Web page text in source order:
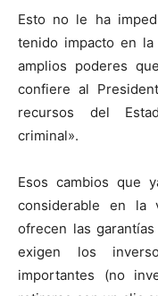
Esto no le ha
tenido impacto en
amplios poderes
confiere al
recursos del
criminal».
Esos cambios que
considerable en la
ofrecen las
exigen los
importantes (no